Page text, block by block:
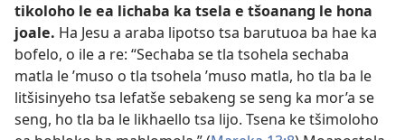
tikoloho le ea lichaba ka tsela e tšoanang le hona
joale. Ha Jesu a araba lipotso tsa barutuoa ba hae ka
bofelo, o ile a re: “Sechaba se tla tsohela sechaba
matla le ’muso o tla tsohela ’muso matla, ho tla ba le
litšisinyeho tsa lefatše sebakeng se seng ka mor’a se
seng, ho tla ba le likhaello tsa lijo. Tsena ke tšimoloho